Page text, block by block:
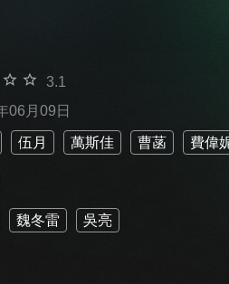
3.1
06月09日
伍月 萬斯佳 曹菡 費偉
魏冬雷 吳亮